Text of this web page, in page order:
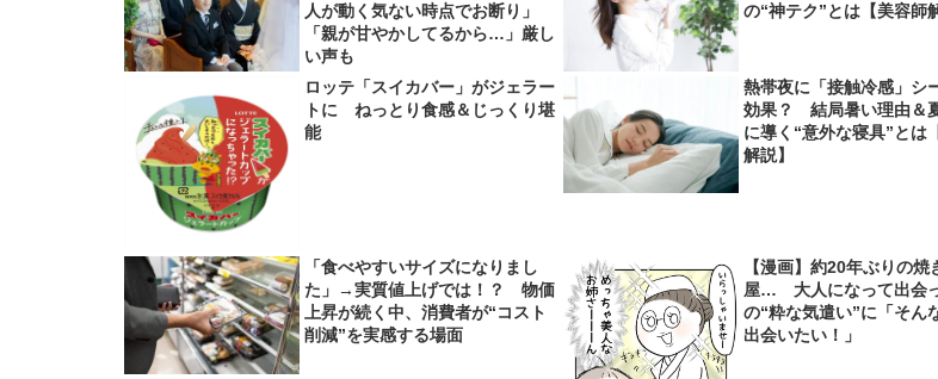
人が動く気ない時点でお断り」
「親が甘やかしてるから…」厳し
い声も
の“神テク”とは【美容師
ロッテ「スイカバー」がジェラー
トに ねっとり食感＆じっくり堪
能
熱帯夜に「接触冷感」シ
効果？ 結局暑い理由＆
に導く“意外な寝具”とは
解説】
「食べやすいサイズになりまし
た」→実質値上げでは！？ 物価
上昇が続く中、消費者が“コスト
削減”を実感する場面
【漫画】約20年ぶりの焼
屋… 大人になって出会
の“粋な気遣い”に「そん
出会いたい！」